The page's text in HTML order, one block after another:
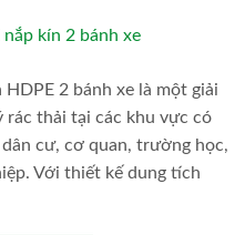
2 bánh xe là một giải
rác thải tại các khu vực có
cư, cơ quan, trường học,
Với thiết kế dung tích